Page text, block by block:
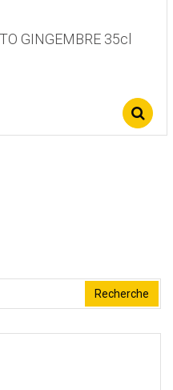
GINGEMBRE 35cl
Recherche